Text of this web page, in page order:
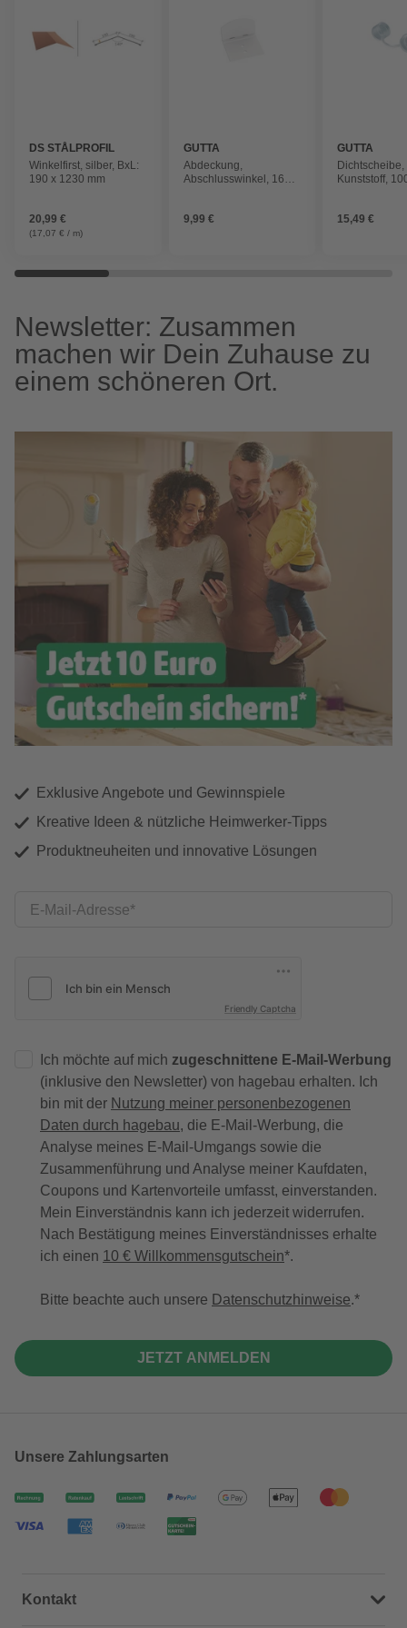
DS STÅLPROFIL
Winkelfirst, silber, BxL:
190 x 1230 mm
20,99 €
(17,07 € / m)
GUTTA
Abdeckung,
Abschlusswinkel, 16
9,99 €
GUTTA
Dichtscheibe,
Kunststoff,
15,49 €
Newsletter: Zusammen
machen wir Dein Zuhause zu
einem schöneren Ort.
Exklusive Angebote und Gewinnspiele
Kreative Ideen & nützliche Heimwerker-Tipps
Produktneuheiten und innovative Lösungen
E-Mail-Adresse
Friendly Captcha
Ich möchte auf mich zugeschnittene E-Mail-Werbung
(inklusive den Newsletter) von hagebau erhalten. Ich
bin mit der Nutzung meiner personenbezogenen
Daten durch hagebau, die E-Mail-Werbung, die
Analyse meines E-Mail-Umgangs sowie die
Zusammenführung und Analyse meiner Kaufdaten,
Coupons und Kartenvorteile umfasst, einverstanden.
Mein Einverständnis kann ich jederzeit widerrufen.
Nach Bestätigung meines Einverständnisses erhalte
ich einen 10 € Willkommensgutschein*.
Bitte beachte auch unsere Datenschutzhinweise.
JETZT ANMELDEN
Unsere Zahlungsarten
Kontakt